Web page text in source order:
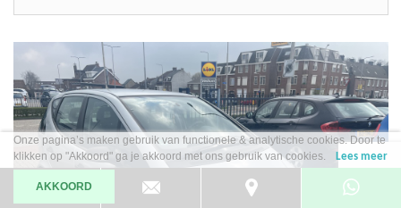
Onze pagina’s maken gebruik van functionele & analytische cookies. Door te
klikken op "Akkoord" ga je akkoord met ons gebruik van cookies.
Lees meer
AKKOORD